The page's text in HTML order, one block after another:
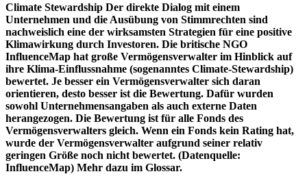
Climate Stewardship Der direkte Dialog mit einem
Unternehmen und die Ausübung von Stimmrechten sind
nachweislich eine der wirksamsten Strategien für eine positive
Klimawirkung durch Investoren. Die britische NGO
InfluenceMap hat große Vermögensverwalter im Hinblick auf
ihre Klima-Einflussnahme (sogenanntes Climate-Stewardship)
bewertet. Je besser ein Vermögensverwalter sich daran
orientieren, desto besser ist die Bewertung. Dafür wurden
sowohl Unternehmensangaben als auch externe Daten
herangezogen. Die Bewertung ist für alle Fonds des
Vermögensverwalters gleich. Wenn ein Fonds kein Rating hat,
wurde der Vermögensverwalter aufgrund seiner relativ
geringen Größe noch nicht bewertet. (Datenquelle:
InfluenceMap) Mehr dazu im Glossar.